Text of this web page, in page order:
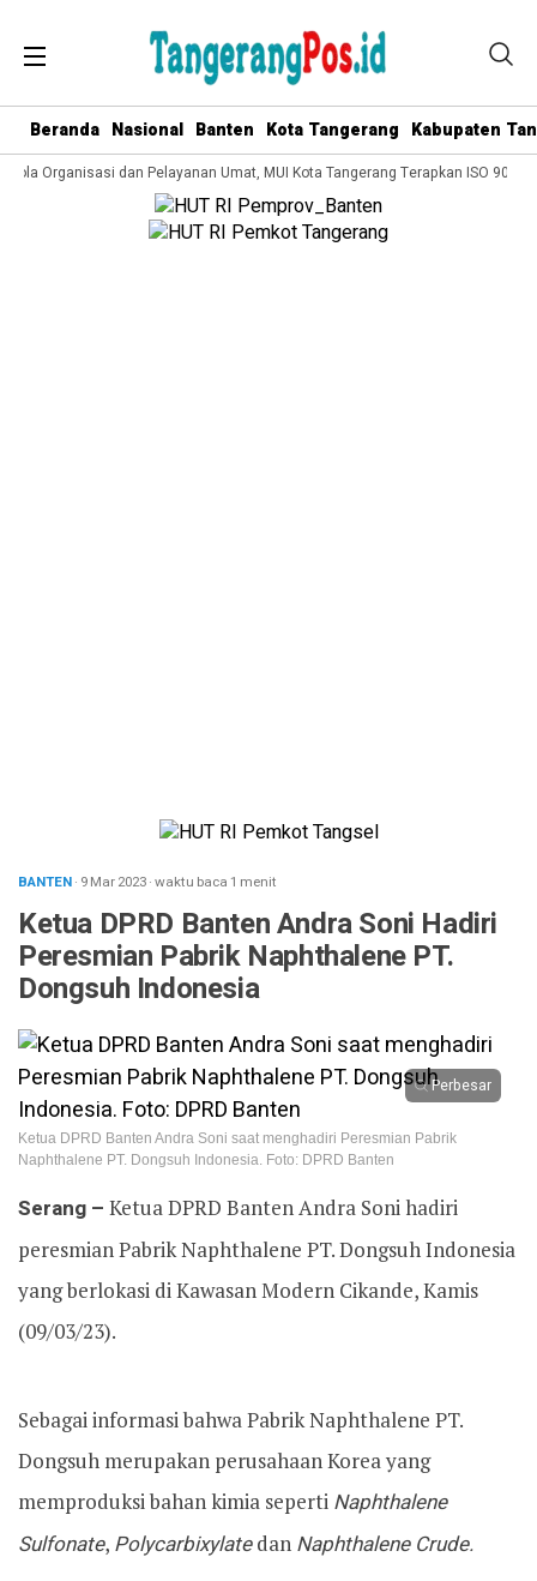
Beranda Nasional Banten Kota Tangerang Kabupaten
Organisasi dan Pelayanan Umat, MUI Kota Tangerang Terapkan ISO
BANTEN· 9 Mar 2023·waktu baca 1 menit
Ketua DPRD Banten Andra Soni Hadiri
Peresmian Pabrik Naphthalene PT.
Dongsuh Indonesia
Perbesar
Ketua DPRD Banten Andra Soni saat menghadiri Peresmian Pabrik
Naphthalene PT. Dongsuh Indonesia. Foto: DPRD Banten
Serang – Ketua DPRD Banten Andra Soni hadiri
peresmian Pabrik Naphthalene PT. Dongsuh Indonesia
yang berlokasi di Kawasan Modern Cikande, Kamis
(09/03/23).
Sebagai informasi bahwa Pabrik Naphthalene PT.
Dongsuh merupakan perusahaan Korea yang
memproduksi bahan kimia seperti Naphthalene
Sulfonate, Polycarbixylatedan Naphthalene Crude.